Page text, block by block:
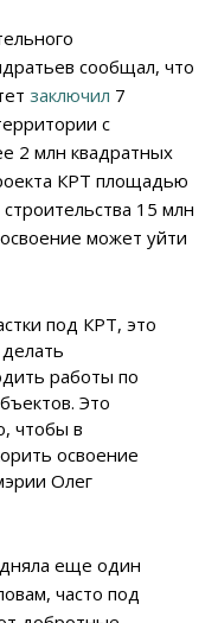
сообщал, что
заключил 7
с
2 млн квадратных
КРТ площадью
15 млн
может уйти
под КРТ, это
работы по
Это
чтобы в
освоение
Олег
еще один
часто под